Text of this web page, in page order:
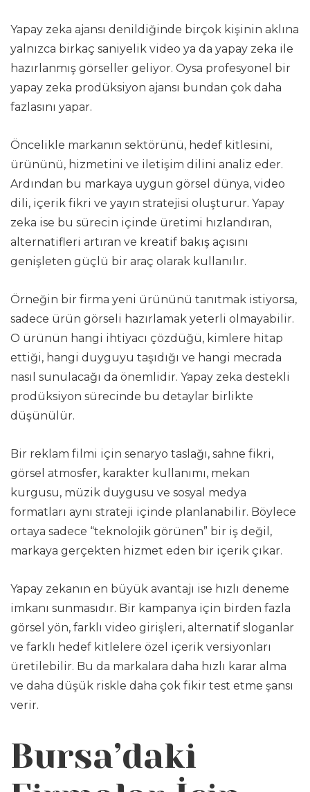
Yapay zeka ajansı denildiğinde birçok kişinin aklına
yalnızca birkaç saniyelik video ya da yapay zeka ile
hazırlanmış görseller geliyor. Oysa profesyonel bir
yapay zeka prodüksiyon ajansı bundan çok daha
fazlasını yapar.
Öncelikle markanın sektörünü, hedef kitlesini,
ürününü, hizmetini ve iletişim dilini analiz eder.
Ardından bu markaya uygun görsel dünya, video
dili, içerik fikri ve yayın stratejisi oluşturur. Yapay
zeka ise bu sürecin içinde üretimi hızlandıran,
alternatifleri artıran ve kreatif bakış açısını
genişleten güçlü bir araç olarak kullanılır.
Örneğin bir firma yeni ürününü tanıtmak istiyorsa,
sadece ürün görseli hazırlamak yeterli olmayabilir.
O ürünün hangi ihtiyacı çözdüğü, kimlere hitap
ettiği, hangi duyguyu taşıdığı ve hangi mecrada
nasıl sunulacağı da önemlidir. Yapay zeka destekli
prodüksiyon sürecinde bu detaylar birlikte
düşünülür.
Bir reklam filmi için senaryo taslağı, sahne fikri,
görsel atmosfer, karakter kullanımı, mekan
kurgusu, müzik duygusu ve sosyal medya
formatları aynı strateji içinde planlanabilir. Böylece
ortaya sadece “teknolojik görünen” bir iş değil,
markaya gerçekten hizmet eden bir içerik çıkar.
Yapay zekanın en büyük avantajı ise hızlı deneme
imkanı sunmasıdır. Bir kampanya için birden fazla
görsel yön, farklı video girişleri, alternatif sloganlar
ve farklı hedef kitlelere özel içerik versiyonları
üretilebilir. Bu da markalara daha hızlı karar alma
ve daha düşük riskle daha çok fikir test etme şansı
verir.
Bursa’daki